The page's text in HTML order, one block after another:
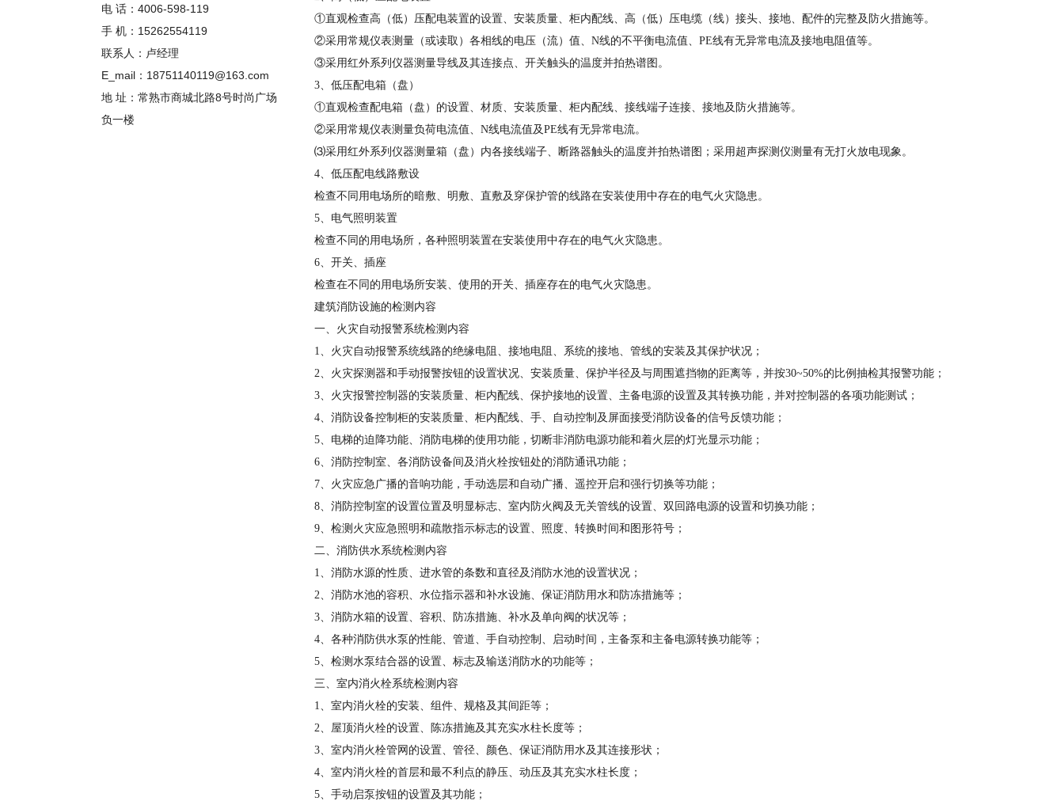
电 话：4006-598-119
手 机：15262554119
联系人：卢经理
E_mail：18751140119@163.com
地 址：常熟市商城北路8号时尚广场
负一楼
①直观检查高（低）压配电装置的设置、安装质量、柜内配线、高（低）压电缆（线）接头、接地、配件的完整及防火措施等。
②采用常规仪表测量（或读取）各相线的电压（流）值、N线的不平衡电流值、PE线有无异常电流及接地电阻值等。
③采用红外系列仪器测量导线及其连接点、开关触头的温度并拍热谱图。
3、低压配电箱（盘）
①直观检查配电箱（盘）的设置、材质、安装质量、柜内配线、接线端子连接、接地及防火措施等。
②采用常规仪表测量负荷电流值、N线电流值及PE线有无异常电流。
⑶采用红外系列仪器测量箱（盘）内各接线端子、断路器触头的温度并拍热谱图；采用超声探测仪测量有无打火放电现象。
4、低压配电线路敷设
检查不同用电场所的暗敷、明敷、直敷及穿保护管的线路在安装使用中存在的电气火灾隐患。
5、电气照明装置
检查不同的用电场所，各种照明装置在安装使用中存在的电气火灾隐患。
6、开关、插座
检查在不同的用电场所安装、使用的开关、插座存在的电气火灾隐患。
建筑消防设施的检测内容
一、火灾自动报警系统检测内容
1、火灾自动报警系统线路的绝缘电阻、接地电阻、系统的接地、管线的安装及其保护状况；
2、火灾探测器和手动报警按钮的设置状况、安装质量、保护半径及与周围遮挡物的距离等，并按30~50%的比例抽检其报警功能；
3、火灾报警控制器的安装质量、柜内配线、保护接地的设置、主备电源的设置及其转换功能，并对控制器的各项功能测试；
4、消防设备控制柜的安装质量、柜内配线、手、自动控制及屏面接受消防设备的信号反馈功能；
5、电梯的迫降功能、消防电梯的使用功能，切断非消防电源功能和着火层的灯光显示功能；
6、消防控制室、各消防设备间及消火栓按钮处的消防通讯功能；
7、火灾应急广播的音响功能，手动选层和自动广播、遥控开启和强行切换等功能；
8、消防控制室的设置位置及明显标志、室内防火阀及无关管线的设置、双回路电源的设置和切换功能；
9、检测火灾应急照明和疏散指示标志的设置、照度、转换时间和图形符号；
二、消防供水系统检测内容
1、消防水源的性质、进水管的条数和直径及消防水池的设置状况；
2、消防水池的容积、水位指示器和补水设施、保证消防用水和防冻措施等；
3、消防水箱的设置、容积、防冻措施、补水及单向阀的状况等；
4、各种消防供水泵的性能、管道、手自动控制、启动时间，主备泵和主备电源转换功能等；
5、检测水泵结合器的设置、标志及输送消防水的功能等；
三、室内消火栓系统检测内容
1、室内消火栓的安装、组件、规格及其间距等；
2、屋顶消火栓的设置、陈冻措施及其充实水柱长度等；
3、室内消火栓管网的设置、管径、颜色、保证消防用水及其连接形状；
4、室内消火栓的首层和最不利点的静压、动压及其充实水柱长度；
5、手动启泵按钮的设置及其功能；